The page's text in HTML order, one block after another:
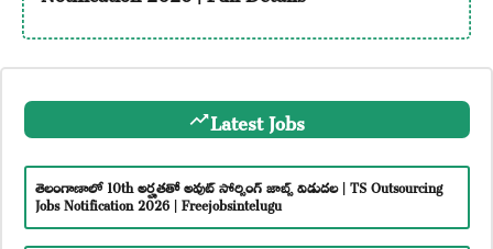
Latest Jobs
తెలంగాణాలో 10th అర్హతతో అవుట్ సోర్సింగ్ జాబ్స్ విడుదల | TS Outsourcing
Jobs Notification 2026 | Freejobsintelugu